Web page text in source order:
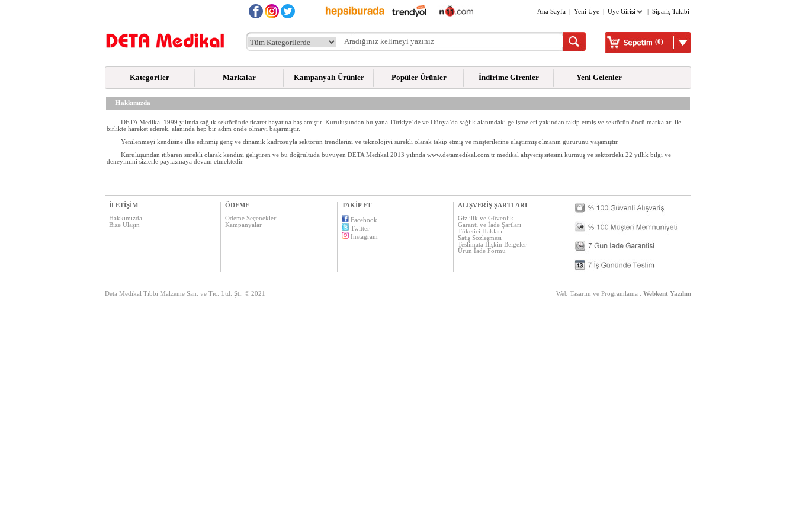
Ana Sayfa Yeni Üye Üye Girişi Sipariş Takibi
(0)
Kategoriler Markalar Kampanyalı Ürünler Popüler Ürünler İndirime Girenler Yeni Gelenler
Hakkımızda
DETA Medikal 1999 yılında sağlık sektöründe ticaret hayatına başlamıştır. Kuruluşundan bu yana Türkiye’de ve Dünya’da sağlık alanındaki gelişmeleri yakından takip etmiş ve sektörün öncü markaları ile
birlikte hareket ederek, alanında hep bir adım önde olmayı başarmıştır.
Yenilenmeyi kendisine ilke edinmiş genç ve dinamik kadrosuyla sektörün trendlerini ve teknolojiyi sürekli olarak takip etmiş ve müşterilerine ulaştırmış olmanın gururunu yaşamıştır.
Kuruluşundan itibaren sürekli olarak kendini geliştiren ve bu doğrultuda büyüyen DETA Medikal 2013 yılında www.detamedikal.com.tr medikal alışveriş sitesini kurmuş ve sektördeki 22 yıllık bilgi ve
deneyimini sizlerle paylaşmaya devam etmektedir.
İLETİŞİM
Hakkımızda
Bize Ulaşın
ÖDEME
Ödeme Seçenekleri
Kampanyalar
TAKİP ET
Facebook
Twitter
Instagram
ALIŞVERİŞ ŞARTLARI
Gizlilik ve Güvenlik
Garanti ve İade Şartları
Tüketici Hakları
Satış Sözleşmesi
Teslimata İlişkin Belgeler
Ürün İade Formu
Deta Medikal Tıbbi Malzeme San. ve Tic. Ltd. Şti. © 2021 Web Tasarım ve Programlama : Webkent Yazılım